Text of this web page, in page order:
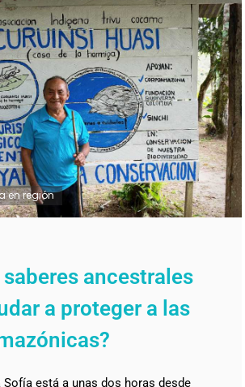
en región
ancestrales
a proteger a las
Sofía está a unas dos horas desde